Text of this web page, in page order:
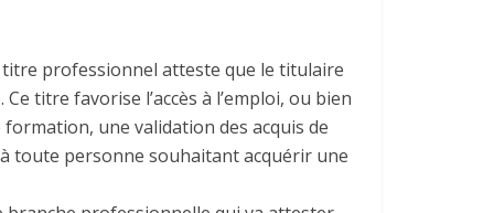
titre professionnel atteste que le titulaire
titre favorise l’accès à l’emploi, ou bien
une validation des acquis de
toute personne souhaitant acquérir une